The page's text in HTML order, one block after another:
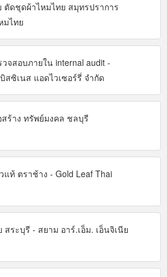
ตัดชุดผ้าไหมไทย สมุทรปราการ
มไทย
จสอบภายใน internal audit -
สซิเนส แอดไวเซอร์รี่ จำกัด
ร้าง ทรัพย์มงคล ชลบุรี
แท้ ตราช้าง - Gold Leaf Thai
สระบุรี - สยาม อาร์.เอ็ม. เอ็นจิเนีย